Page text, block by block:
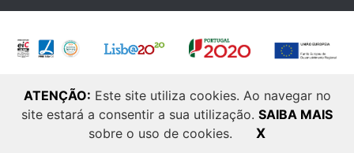
ATENÇÃO: Este site utiliza cookies. Ao navegar no
site estará a consentir a sua utilização. SAIBA MAIS
sobre o uso de cookies.
X
© 2025 Quantinfor. Todos os direitos reservados. Developed by